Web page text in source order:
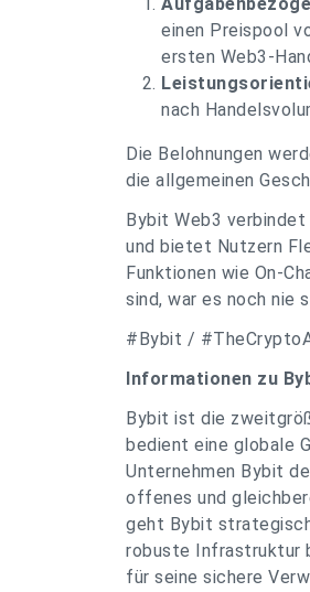
einen Preispool
ersten Web3-
nach
Die Belohnungen
die allgemeinen
Bybit Web3
und bietet Nutzern
Funktionen wie On-
sind, war es noch nie
#Bybit /
Informationen zu
Bybit ist die
bedient eine globale
Unternehmen Bybit
offenes und
geht Bybit
robuste Infrastruktur
für seine sichere